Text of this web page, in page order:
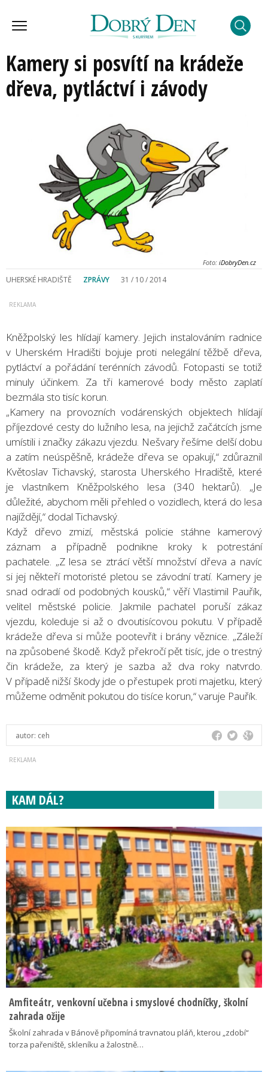
Kamery si posvítí na krádeže
dřeva, pytláctví i závody
Foto: iDobryDen.cz
UHERSKÉ HRADIŠTĚ ZPRÁVY 31 / 10 / 2014
Kněžpolský les hlídají kamery. Jejich instalováním radnice
v Uherském Hradišti bojuje proti nelegální těžbě dřeva,
pytláctví a pořádání terénních závodů. Fotopasti se totiž
minuly účinkem. Za tři kamerové body město zaplatí
bezmála sto tisíc korun.
„Kamery na provozních vodárenských objektech hlídají
příjezdové cesty do lužního lesa, na jejichž začátcích jsme
umístili i značky zákazu vjezdu. Nešvary řešíme delší dobu
a zatím neúspěšně, krádeže dřeva se opakují,“ zdůraznil
Květoslav Tichavský, starosta Uherského Hradiště, které
je vlastníkem Kněžpolského lesa (340 hektarů). „Je
důležité, abychom měli přehled o vozidlech, která do lesa
najíždějí,“ dodal Tichavský.
Když dřevo zmizí, městská policie stáhne kamerový
záznam a případně podnikne kroky k potrestání
pachatele. „Z lesa se ztrácí větší množství dřeva a navíc
si jej někteří motoristé pletou se závodní tratí. Kamery je
snad odradí od podobných kousků,“ věří Vlastimil Pauřík,
velitel městské policie. Jakmile pachatel poruší zákaz
vjezdu, koleduje si až o dvoutisícovou pokutu. V případě
krádeže dřeva si může pootevřít i brány věznice. „Záleží
na způsobené škodě. Když překročí pět tisíc, jde o trestný
čin krádeže, za který je sazba až dva roky natvrdo.
V případě nižší škody jde o přestupek proti majetku, který
můžeme odměnit pokutou do tisíce korun,“ varuje Pauřík.
autor: ceh
KAM DÁL?
Amfiteátr, venkovní učebna i smyslové chodníčky, školní
zahrada ožije
Školní zahrada v Bánově připomíná travnatou pláň, kterou „zdobí“
torza pařeniště, skleníku a žalostně…